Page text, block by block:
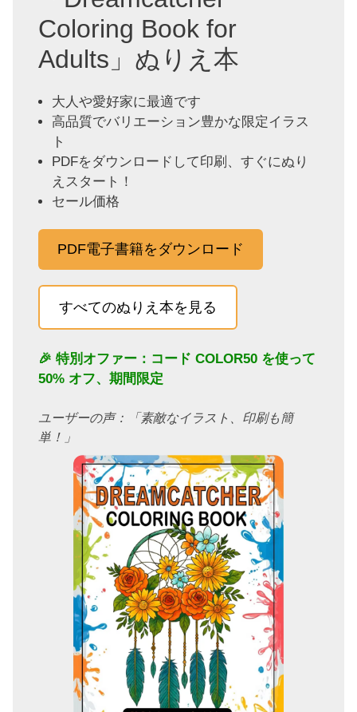
Coloring Book for
Adults」ぬりえ本
大人や愛好家に最適です
高品質でバリエーション豊かな限定イラス
ト
PDFをダウンロードして印刷、すぐにぬり
えスタート！
セール価格
PDF電子書籍をダウンロード
すべてのぬりえ本を見る
🎉 特別オファー：コード COLOR50 を使って
50% オフ、期間限定
ユーザーの声：「素敵なイラスト、印刷も簡
単！」